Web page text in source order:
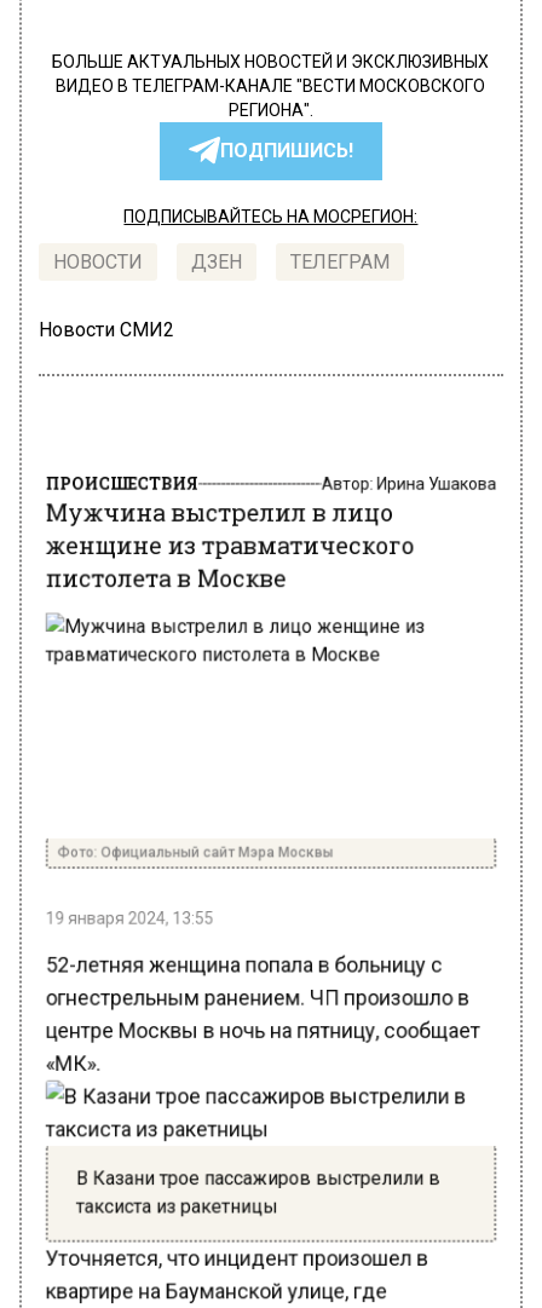
БОЛЬШЕ АКТУАЛЬНЫХ НОВОСТЕЙ И ЭКСКЛЮЗИВНЫХ
ВИДЕО В ТЕЛЕГРАМ-КАНАЛЕ "ВЕСТИ МОСКОВСКОГО
РЕГИОНА".
ПОДПИШИСЬ!
ПОДПИСЫВАЙТЕСЬ НА МОСРЕГИОН:
НОВОСТИ ДЗЕН ТЕЛЕГРАМ
Новости СМИ2
Мужчина выстрелил в лицо
женщине из травматического
пистолета в Москве
52-летняя женщина попала в больницу с
огнестрельным ранением. ЧП произошло в
центре Москвы в ночь на пятницу, сообщает
«МК».
В Казани трое пассажиров выстрелили в
таксиста из ракетницы
Уточняется, что инцидент произошел в
квартире на Бауманской улице, где